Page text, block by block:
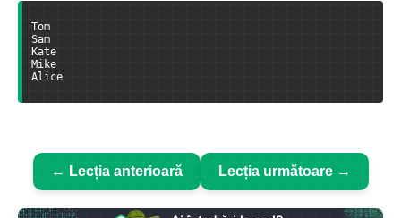
Tom
Sam
Kate
Mike
Alice
← Lecția anterioară Lecția următoare →